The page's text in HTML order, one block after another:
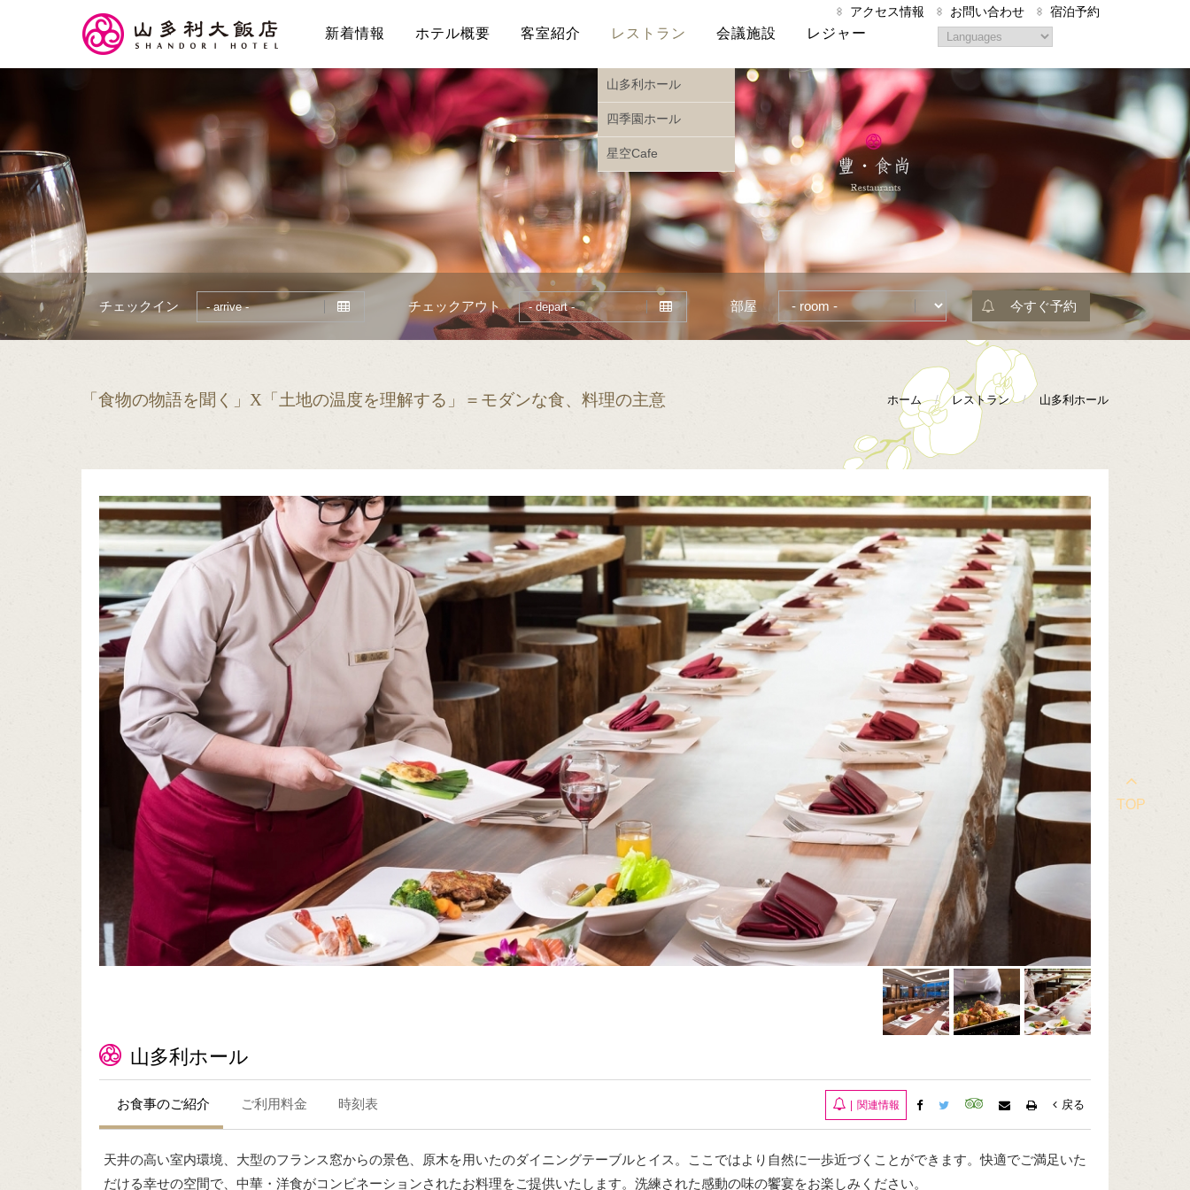
アクセス情報 お問い合わせ 宿泊予約
新着情報 ホテル概要 客室紹介 レストラン
山多利ホール
四季園ホール
星空Cafe
会議施設 レジャー
チェックイン チェックアウト 部屋 今すぐ予約
「食物の物語を聞く」X「土地の温度を理解する」＝モダンな食、料理の主意 ホーム / レストラン / 山多利ホール
山多利ホール
関連情報 戻る
お食事のご紹介 ご利用料金 時刻表
天井の高い室内環境、大型のフランス窓からの景色、原木を用いたのダイニングテーブルとイス。ここではより自然に一歩近づくことができます。快適でご満足いた
だける幸せの空間で、中華・洋食がコンビネーションされたお料理をご提供いたします。洗練された感動の味の饗宴をお楽しみください。
TOP